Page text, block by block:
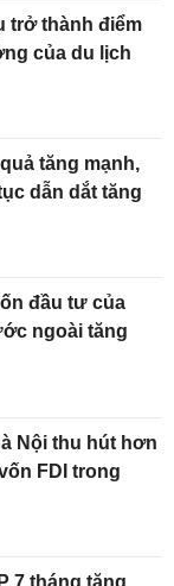
trở thành điểm
của du lịch
tăng mạnh,
dẫn dắt tăng
đầu tư của
ngoài tăng
Nội thu hút hơn
FDI trong
7 tháng tăng